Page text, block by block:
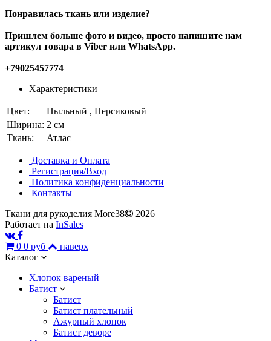
Понравилась ткань или изделие?
Пришлем больше фото и видео, просто напишите нам
артикул товара в Viber или WhatsApp.
+79025457774
Характеристики
Цвет:
Пыльный , Персиковый
Ширина: 2 см
Ткань:
Атлас
Доставка и Оплата
Регистрация/Вход
Политика конфиденциальности
Контакты
Ткани для рукоделия More38
2026
Работает на InSales
0 0 руб
наверх
Каталог
Хлопок вареный
Батист
Батист
Батист плательный
Ажурный хлопок
Батист деворе